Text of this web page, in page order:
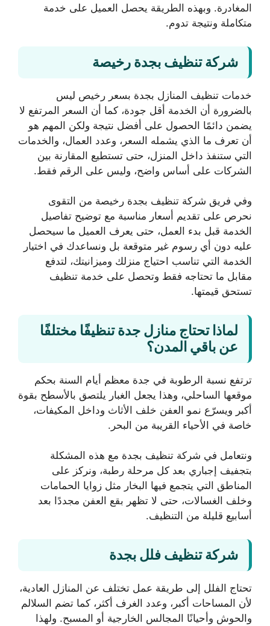
المغادرة. وبهذه الطريقة يحصل العميل على خدمة
متكاملة ونتيجة تدوم.
شركة تنظيف بجدة رخيصة
خدمات تنظيف المنازل بجدة بسعر رخيص ليس
بالضرورة أن الخدمة أقل جودة، كما أن السعر المرتفع لا
يضمن دائمًا الحصول على أفضل نتيجة ولكن المهم هو
أن تعرف ما الذي يشمله السعر، وعدد العمال، والخدمات
التي ستنفذ داخل المنزل، حتى تستطيع المقارنة بين
الشركات على أساس واضح، وليس على الرقم فقط.
وفي فريق شركة تنظيف بجدة رخيصة من التقوى
نحرص على تقديم أسعار مناسبة مع توضيح تفاصيل
الخدمة قبل بدء العمل، حتى يعرف العميل ما سيحصل
عليه دون أي رسوم غير متوقعة بل ونساعدك في اختيار
الخدمة التي تناسب احتياج منزلك وميزانيتك، لتدفع
مقابل ما تحتاجه فقط وتحصل على خدمة تنظيف
تستحق قيمتها.
لماذا تحتاج منازل جدة تنظيفًا مختلفًا
عن باقي المدن؟
ترتفع نسبة الرطوبة في جدة معظم أيام السنة بحكم
موقعها الساحلي، وهذا يجعل الغبار يلتصق بالأسطح بقوة
أكبر ويسرّع نمو العفن خلف الأثاث وداخل المكيفات،
خاصة في الأحياء القريبة من البحر.
ونتعامل في شركة تنظيف بجدة مع هذه المشكلة
بتجفيف إجباري بعد كل مرحلة رطبة، ونركز على
المناطق التي يتجمع فيها البخار مثل زوايا الحمامات
وخلف الغسالات، حتى لا تظهر بقع العفن مجددًا بعد
أسابيع قليلة من التنظيف.
شركة تنظيف فلل بجدة
تحتاج الفلل إلى طريقة عمل تختلف عن المنازل العادية،
لأن المساحات أكبر، وعدد الغرف أكثر، كما تضم السلالم
والحوش وأحيانًا المجالس الخارجية أو المسبح. ولهذا